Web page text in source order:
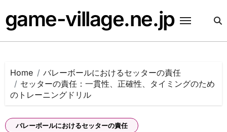
to
content
game-village.ne.jp
Home
バレーボールにおけるセッターの責任
セッターの責任：一貫性、正確性、タイミングのため
のトレーニングドリル
バレーボールにおけるセッターの責任